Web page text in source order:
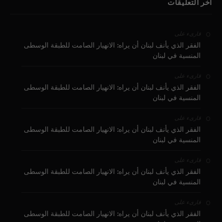
آخر التعليقات
قارىء على
الفقر الذي يأنف لبنان أن يراه: الانهيار الصامت للطبقة الوسطى
المنسية في لبنان
قارىء على
الفقر الذي يأنف لبنان أن يراه: الانهيار الصامت للطبقة الوسطى
المنسية في لبنان
قارىء على
الفقر الذي يأنف لبنان أن يراه: الانهيار الصامت للطبقة الوسطى
المنسية في لبنان
قارىء على
الفقر الذي يأنف لبنان أن يراه: الانهيار الصامت للطبقة الوسطى
المنسية في لبنان
قارىء على
الفقر الذي يأنف لبنان أن يراه: الانهيار الصامت للطبقة الوسطى